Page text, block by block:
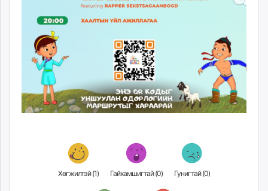
Хөгжилтэй (1) Гайхамшигтай (0) Гунигтай (0)